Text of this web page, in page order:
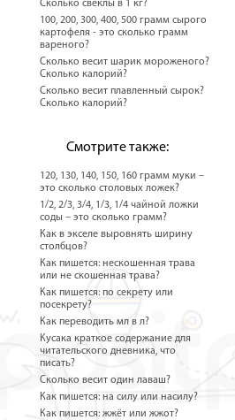
Сколько свеклы в 1 кг?
100, 200, 300, 400, 500 грамм сырого
картофеля - это сколько грамм
вареного?
Сколько весит шарик мороженого?
Сколько калорий?
Сколько весит плавленный сырок?
Сколько калорий?
Смотрите также:
120, 130, 140, 150, 160 грамм муки –
это сколько столовых ложек?
1/2, 2/3, 3/4, 1/3, 1/4 чайной ложки
соды – это сколько грамм?
Как в экселе выровнять ширину
столбцов?
Как пишется: нескошенная трава
или не скошенная трава?
Как пишется: по секрету или
посекрету?
Как переводить мл в л?
Кусака краткое содержание для
читательского дневника, что
писать?
Сколько весит один лаваш?
Как пишется: на силу или насилу?
Как пишется: жжёт или жжот?